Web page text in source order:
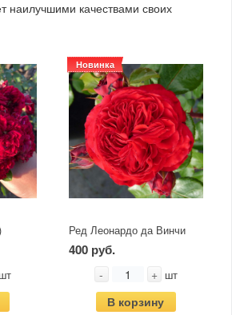
наилучшими качествами своих
шт
Новинка
Ред Леонардо да Винчи
400 руб.
- + шт
В корзину